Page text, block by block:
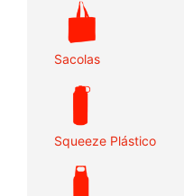
Sacolas
Squeeze Plástico